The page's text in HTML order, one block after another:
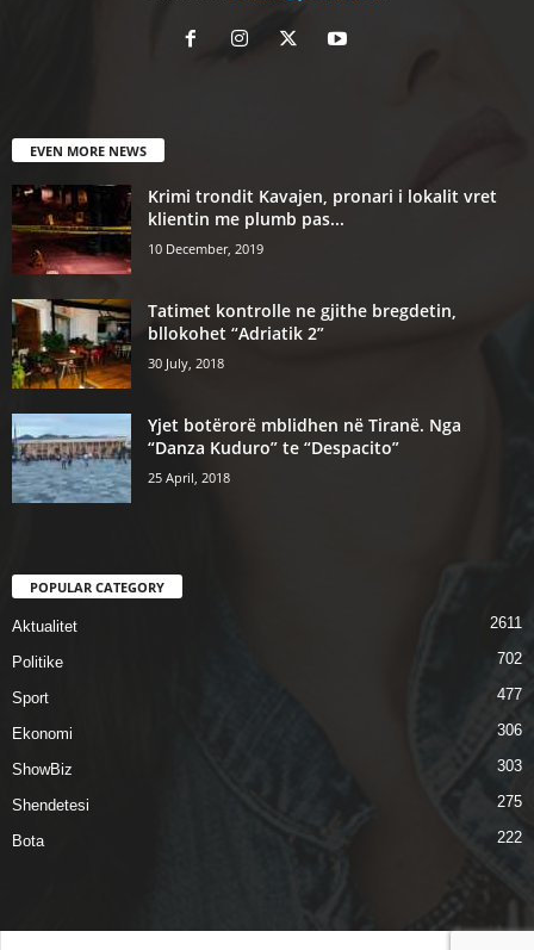
EVEN MORE NEWS
Krimi trondit Kavajen, pronari i lokalit vret
klientin me plumb pas...
10 December, 2019
Tatimet kontrolle ne gjithe bregdetin,
bllokohet “Adriatik 2”
30 July, 2018
Yjet botërorë mblidhen në Tiranë. Nga
“Danza Kuduro” te “Despacito”
25 April, 2018
POPULAR CATEGORY
Aktualitet 2611
Politike 702
Sport 477
Ekonomi 306
ShowBiz 303
Shendetesi 275
Bota 222